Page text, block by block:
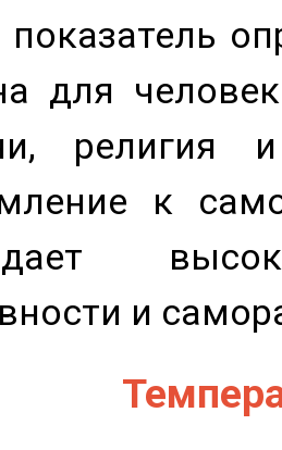
показатель
для
религия
к
и